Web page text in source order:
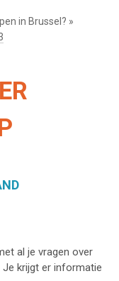
in Brussel? »
al je vragen over
Je krijgt er informatie